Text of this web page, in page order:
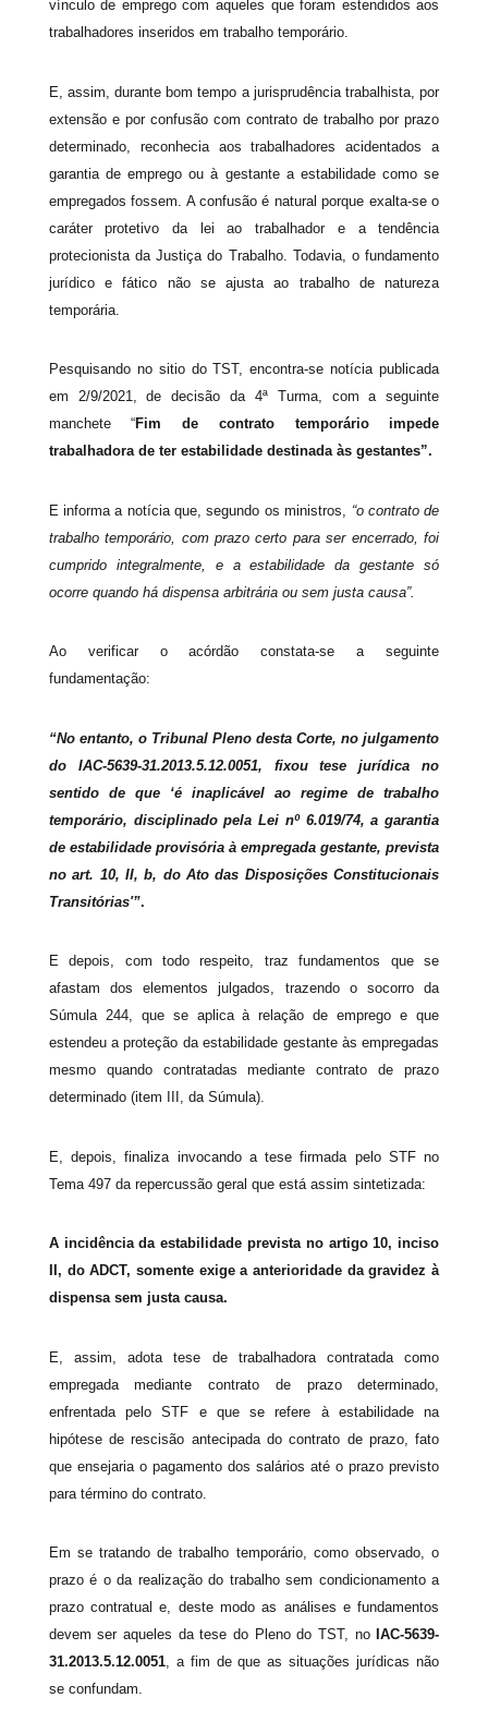
vínculo de emprego com aqueles que foram estendidos aos
trabalhadores inseridos em trabalho temporário.
E, assim, durante bom tempo a jurisprudência trabalhista, por
extensão e por confusão com contrato de trabalho por prazo
determinado, reconhecia aos trabalhadores acidentados a
garantia de emprego ou à gestante a estabilidade como se
empregados fossem. A confusão é natural porque exalta-se o
caráter protetivo da lei ao trabalhador e a tendência
protecionista da Justiça do Trabalho. Todavia, o fundamento
jurídico e fático não se ajusta ao trabalho de natureza
temporária.
Pesquisando no sitio do TST, encontra-se notícia publicada
em 2/9/2021, de decisão da 4ª Turma, com a seguinte
manchete “Fim de contrato temporário impede
trabalhadora de ter estabilidade destinada às gestantes”.
E informa a notícia que, segundo os ministros, “o contrato de
trabalho temporário, com prazo certo para ser encerrado, foi
cumprido integralmente, e a estabilidade da gestante só
ocorre quando há dispensa arbitrária ou sem justa causa”.
Ao verificar o acórdão constata-se a seguinte
fundamentação:
“No entanto, o Tribunal Pleno desta Corte, no julgamento
do IAC-5639-31.2013.5.12.0051, fixou tese jurídica no
sentido de que ‘é inaplicável ao regime de trabalho
temporário, disciplinado pela Lei nº 6.019/74, a garantia
de estabilidade provisória à empregada gestante, prevista
no art. 10, II, b, do Ato das Disposições Constitucionais
Transitórias'”.
E depois, com todo respeito, traz fundamentos que se
afastam dos elementos julgados, trazendo o socorro da
Súmula 244, que se aplica à relação de emprego e que
estendeu a proteção da estabilidade gestante às empregadas
mesmo quando contratadas mediante contrato de prazo
determinado (item III, da Súmula).
E, depois, finaliza invocando a tese firmada pelo STF no
Tema 497 da repercussão geral que está assim sintetizada:
A incidência da estabilidade prevista no artigo 10, inciso
II, do ADCT, somente exige a anterioridade da gravidez à
dispensa sem justa causa.
E, assim, adota tese de trabalhadora contratada como
empregada mediante contrato de prazo determinado,
enfrentada pelo STF e que se refere à estabilidade na
hipótese de rescisão antecipada do contrato de prazo, fato
que ensejaria o pagamento dos salários até o prazo previsto
para término do contrato.
Em se tratando de trabalho temporário, como observado, o
prazo é o da realização do trabalho sem condicionamento a
prazo contratual e, deste modo as análises e fundamentos
devem ser aqueles da tese do Pleno do TST, no IAC-5639-
31.2013.5.12.0051, a fim de que as situações jurídicas não
se confundam.